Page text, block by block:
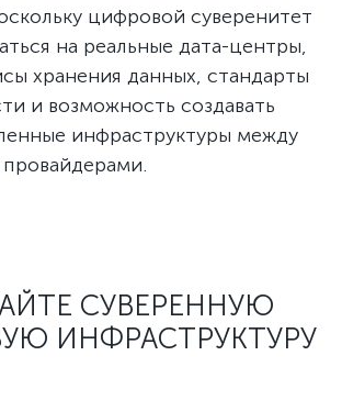
цифровой суверенитет
на реальные дата-центры,
хранения данных, стандарты
и возможность создавать
инфраструктуры между
СУВЕРЕННУЮ
ИНФРАСТРУКТУРУ